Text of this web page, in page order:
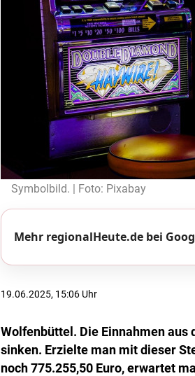
Symbolbild. | Foto: Pixabay
Mehr regionalHeute.de bei
19.06.2025, 15:06 Uhr
Wolfenbüttel. Die Einnahmen aus
sinken. Erzielte man mit dieser
noch 775.255,50 Euro, erwartet